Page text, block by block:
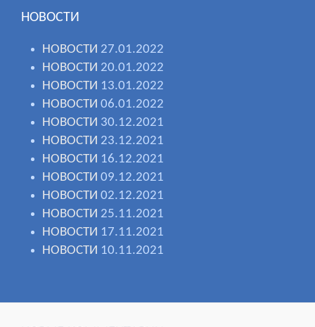
НОВОСТИ
НОВОСТИ 27.01.2022
НОВОСТИ 20.01.2022
НОВОСТИ 13.01.2022
НОВОСТИ 06.01.2022
НОВОСТИ 30.12.2021
НОВОСТИ 23.12.2021
НОВОСТИ 16.12.2021
НОВОСТИ 09.12.2021
НОВОСТИ 02.12.2021
НОВОСТИ 25.11.2021
НОВОСТИ 17.11.2021
НОВОСТИ 10.11.2021